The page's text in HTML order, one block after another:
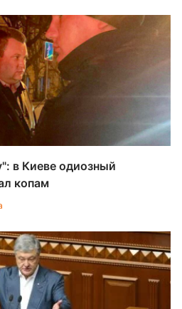
в Киеве одиозный
копам